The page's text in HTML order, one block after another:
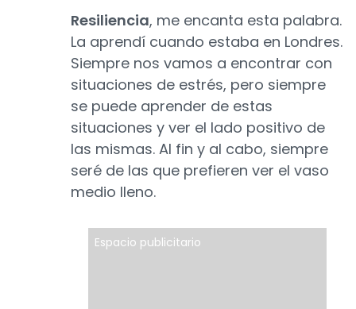
Resiliencia, me encanta esta palabra.
La aprendí cuando estaba en Londres.
Siempre nos vamos a encontrar con
situaciones de estrés, pero siempre
se puede aprender de estas
situaciones y ver el lado positivo de
las mismas. Al fin y al cabo, siempre
seré de las que prefieren ver el vaso
medio lleno.
Espacio publicitario